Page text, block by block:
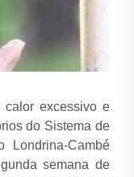
calor excessivo e
do Sistema de
Londrina-Cambé
semana de